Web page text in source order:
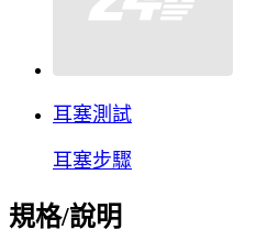
耳塞測試
耳塞步驟
規格/說明